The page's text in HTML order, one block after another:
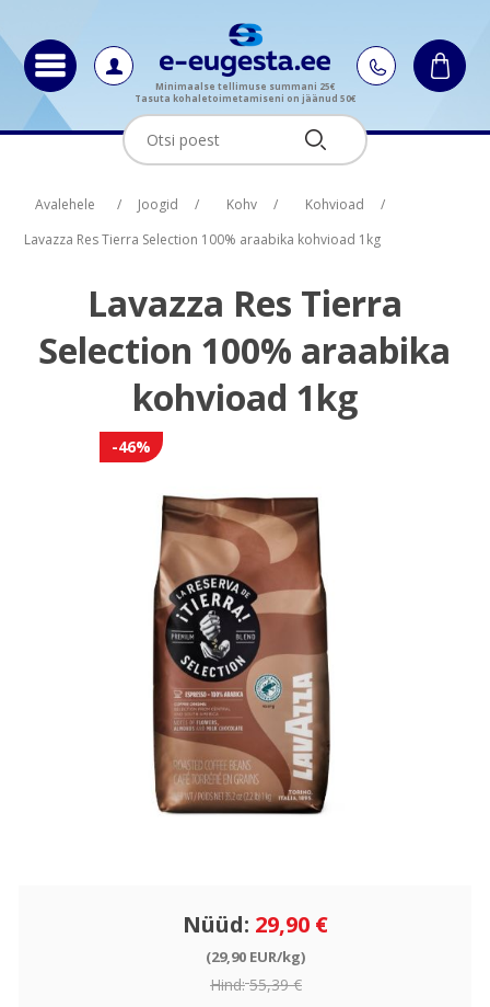
Minimaalse tellimuse summani 25€
Tasuta kohaletoimetamiseni on jäänud 50€
Avalehele / Joogid / Kohv / Kohvioad
/
Lavazza Res Tierra Selection 100% araabika kohvioad 1kg
Lavazza Res Tierra
Selection 100% araabika
kohvioad 1kg
-46%
Nüüd: 29,90 €
(29,90 EUR/kg)
Hind: 55,39 €